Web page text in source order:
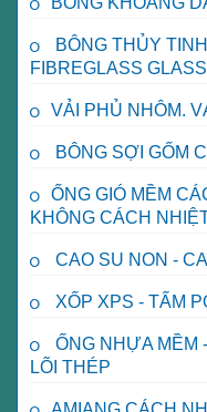
BÔNG THỦY
FIBREGLASS
VẢI PHỦ NHÔM.
BÔNG SỢI GỐM
ỐNG GIÓ MỀM
KHÔNG CÁCH
CAO SU NON -
XỐP XPS - TẤM
ỐNG NHỰA MỀM
LÕI THÉP